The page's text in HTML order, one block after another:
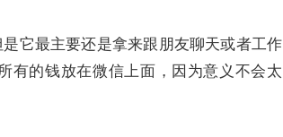
它最主要还是拿来跟朋友聊天或者工作
有的钱放在微信上面，因为意义不会太